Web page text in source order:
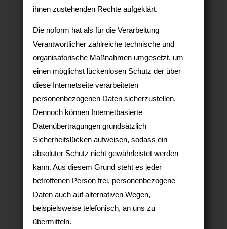
ihnen zustehenden Rechte aufgeklärt.
Die noform hat als für die Verarbeitung
Verantwortlicher zahlreiche technische und
organisatorische Maßnahmen umgesetzt, um
einen möglichst lückenlosen Schutz der über
diese Internetseite verarbeiteten
personenbezogenen Daten sicherzustellen.
Dennoch können Internetbasierte
Datenübertragungen grundsätzlich
Sicherheitslücken aufweisen, sodass ein
absoluter Schutz nicht gewährleistet werden
kann. Aus diesem Grund steht es jeder
betroffenen Person frei, personenbezogene
Daten auch auf alternativen Wegen,
beispielsweise telefonisch, an uns zu
übermitteln.